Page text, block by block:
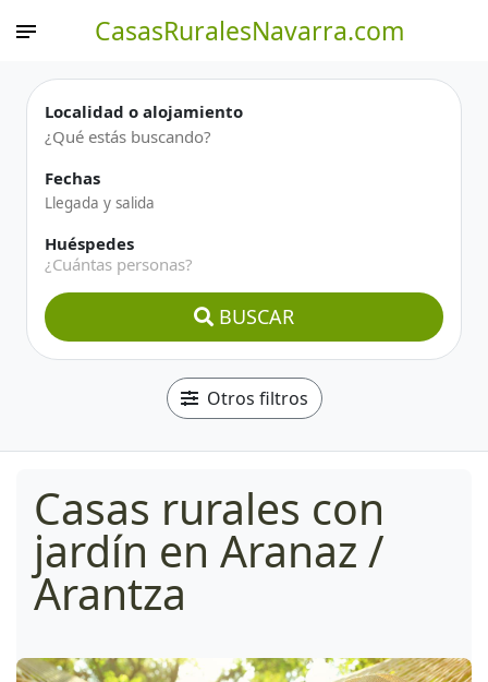
CasasRuralesNavarra.com
Localidad o alojamiento
Fechas
Huéspedes
¿Cuántas personas?
BUSCAR
Otros filtros
Casas rurales con
jardín en Aranaz /
Arantza